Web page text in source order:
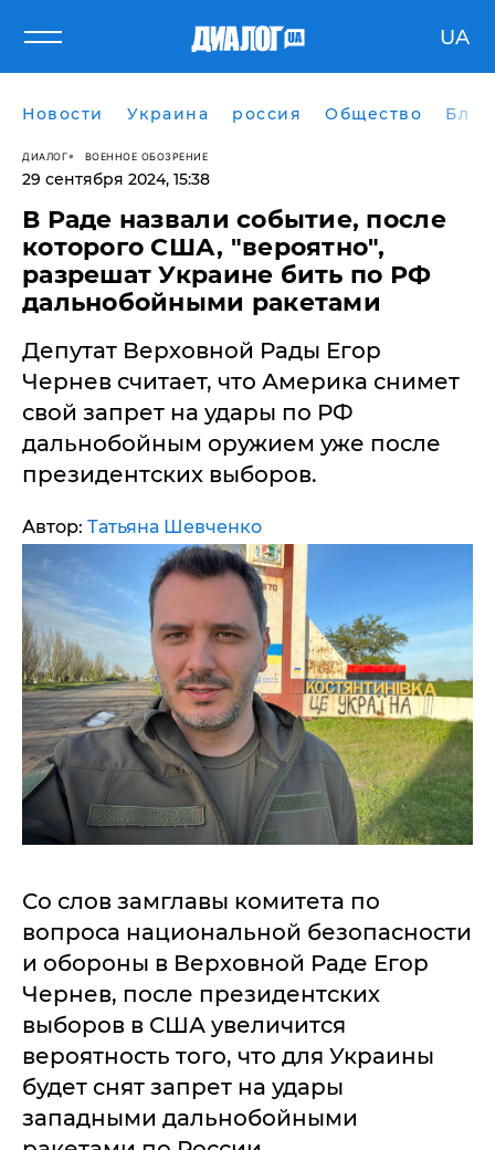
UA
Новости Украина россия Общество
ДИАЛОГ ВОЕННОЕ ОБОЗРЕНИЕ
29 сентября 2024, 15:38
​В Раде назвали событие, после
которого США, "вероятно",
разрешат Украине бить по РФ
дальнобойными ракетами
Депутат Верховной Рады Егор
Чернев считает, что Америка снимет
свой запрет на удары по РФ
дальнобойным оружием уже после
президентских выборов.
Автор: Татьяна Шевченко
Со слов замглавы комитета по
вопроса национальной безопасности
и обороны в Верховной Раде Егор
Чернев, после президентских
выборов в США увеличится
вероятность того, что для Украины
будет снят запрет на удары
западными дальнобойными